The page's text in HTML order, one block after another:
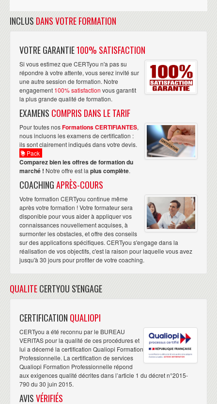
INCLUS DANS VOTRE FORMATION
VOTRE GARANTIE100% SATISFACTION
Si vous estimez que CERTyou n'a pas su
répondre à votre attente, vous serez invité sur
une autre session de formation. Notre
engagement 100% satisfaction vous garantit
la plus grande qualité de formation.
EXAMENS COMPRIS DANS LE TARIF
Pour toutes nosFormations CERTIFIANTES,
nous incluons les examens de certification :
ils sont clairement indiqués dans votre devis.
Pack
Comparez bien les offres de formation du
marché ! Notre offre est la plus complète.
COACHINGAPRÈS-COURS
Votre formation CERTyou continue même
après votre formation ! Votre formateur sera
disponible pour vous aider à appliquer vos
connaissances nouvellement acquises, à
surmonter les obstacles, et offre des conseils
sur des applications spécifiques. CERTyou s'engage dans la
réalisation de vos objectifs, c'est la raison pour laquelle vous avez
jusqu'à 30 jours pour profiter de votre coaching.
QUALITECERTYOU S'ENGAGE
CERTIFICATION QUALIOPI
CERTyou a été reconnu par le BUREAU
VERITAS pour la qualité de ces procédures et
lui a décerné la certification Qualiopi Formation
Professionnelle. La certification de services
Qualiopi Formation Professionnelle répond
aux exigences qualité décrites dans l’article 1 du décret n°2015-
790 du 30 juin 2015.
AVISVÉRIFIÉS